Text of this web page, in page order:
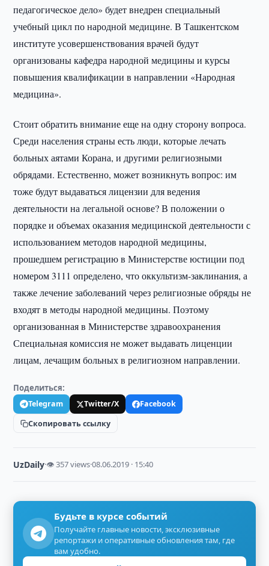
педагогическое дело» будет внедрен специальный
учебный цикл по народной медицине. В Ташкентском
институте усовершенствования врачей будут
организованы кафедра народной медицины и курсы
повышения квалификации в направлении «Народная
медицина».
Стоит обратить внимание еще на одну сторону вопроса.
Среди населения страны есть люди, которые лечать
больных аятами Корана, и другими религиозными
обрядами. Естественно, может возникнуть вопрос: им
тоже будут выдаваться лицензии для ведения
деятельности на легальной основе? В положении о
порядке и объемах оказания медицинской деятельности с
использованием методов народной медицины,
прошедшем регистрацию в Министерстве юстиции под
номером 3111 определено, что оккультизм-заклинания, а
также лечение заболеваний через религиозные обряды не
входят в методы народной медицины. Поэтому
организованная в Министерстве здравоохранения
Специальная комиссия не может выдавать лиценции
лицам, лечащим больных в религиозном направлении.
Поделиться:
Telegram Twitter/X
Facebook
Скопировать ссылку
UzDaily·👁 357 views·08.06.2019 · 15:40
Будьте в курсе событий
Получайте главные новости, эксклюзивные
репортажи и оперативные обновления там, где
вам удобно.